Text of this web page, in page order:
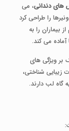
های دندانی، می
را طراحی کرد
بیماران را به
آماده می کند.
بر ویژگی های
زیبایی شناختی،
لب دارند.